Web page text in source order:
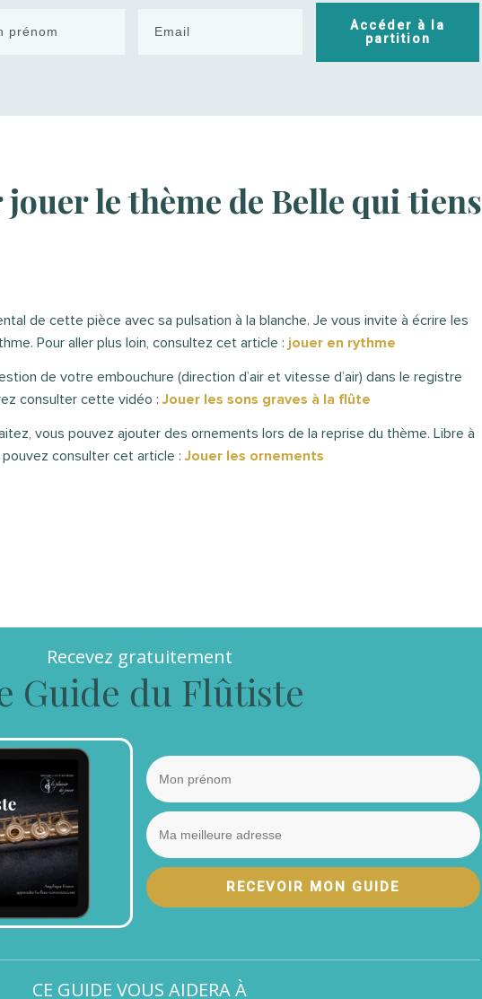
Accéder à la
partition
le thème de Belle qui tiens
de cette pièce avec sa pulsation à la blanche. Je vous invite à écrire les
Pour aller plus loin, consultez cet article : jouer en rythme
de votre embouchure (direction d’air et vitesse d’air) dans le registre
consulter cette vidéo : Jouer les sons graves à la flûte
vous pouvez ajouter des ornements lors de la reprise du thème. Libre à
pouvez consulter cet article : Jouer les ornements
Recevez gratuitement
Guide du Flûtiste
RECEVOIR MON GUIDE
CE GUIDE VOUS AIDERA À